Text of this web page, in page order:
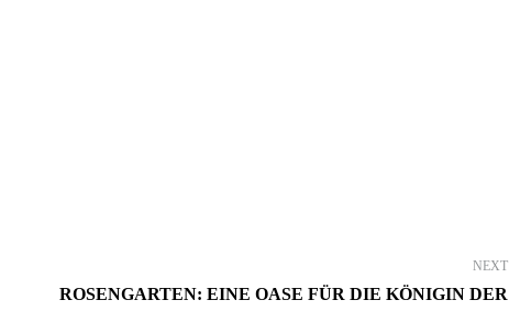
NEXT
ROSENGARTEN: EINE OASE FÜR DIE KÖNIGIN DER